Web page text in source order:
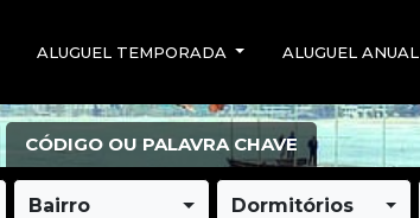
ALUGUEL TEMPORADA ALUGUEL ANUAL
CÓDIGO OU PALAVRA CHAVE
Bairro Dormitórios